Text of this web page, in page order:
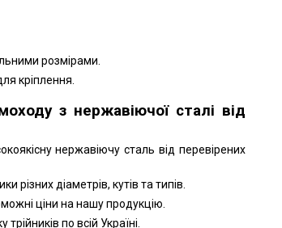
розмірами.
кріплення.
з нержавіючої сталі від
нержавіючу сталь від перевірених
різних діаметрів, кутів та типів.
ціни на нашу продукцію.
по всій Україні.